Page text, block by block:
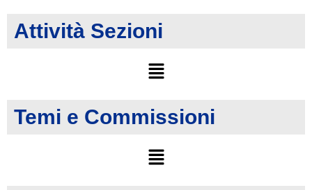
Attività Sezioni
Temi e Commissioni